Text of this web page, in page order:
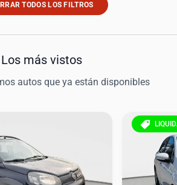
TODOS LOS FILTROS
Los más vistos
autos que ya están disponibles